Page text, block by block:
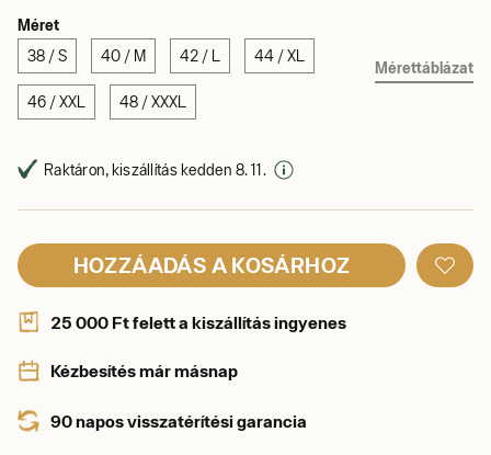
Méret
38 / S 40 / M 42 / L 44 / XL
46 / XXL 48 / XXXL
Mérettáblázat
Raktáron, kiszállítás kedden 8. 11.
HOZZÁADÁS A KOSÁRHOZ
25 000 Ft felett a kiszállítás ingyenes
Kézbesítés már másnap
90 napos visszatérítési garancia